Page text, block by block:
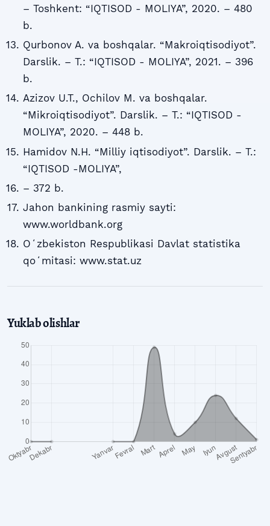
– Toshkent: “IQTISOD - MOLIYA”, 2020. – 480
b.
Qurbonov A. va boshqalar. “Makroiqtisodiyot”.
Darslik. – T.: “IQTISOD - MOLIYA”, 2021. – 396
b.
Azizov U.T., Ochilov M. va boshqalar.
“Mikroiqtisodiyot”. Darslik. – T.: “IQTISOD -
MOLIYA”, 2020. – 448 b.
Hamidov N.H. “Milliy iqtisodiyot”. Darslik. – T.:
“IQTISOD -MOLIYA”,
– 372 b.
Jahon bankining rasmiy sayti:
www.worldbank.org
Oʻzbekiston Respublikasi Davlat statistika
qoʻmitasi: www.stat.uz
Yuklab olishlar